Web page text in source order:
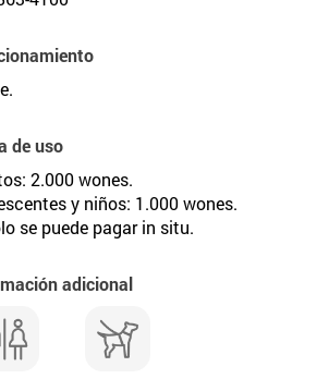
de uso
2.000 wones.
y niños: 1.000 wones.
se puede pagar in situ.
adicional